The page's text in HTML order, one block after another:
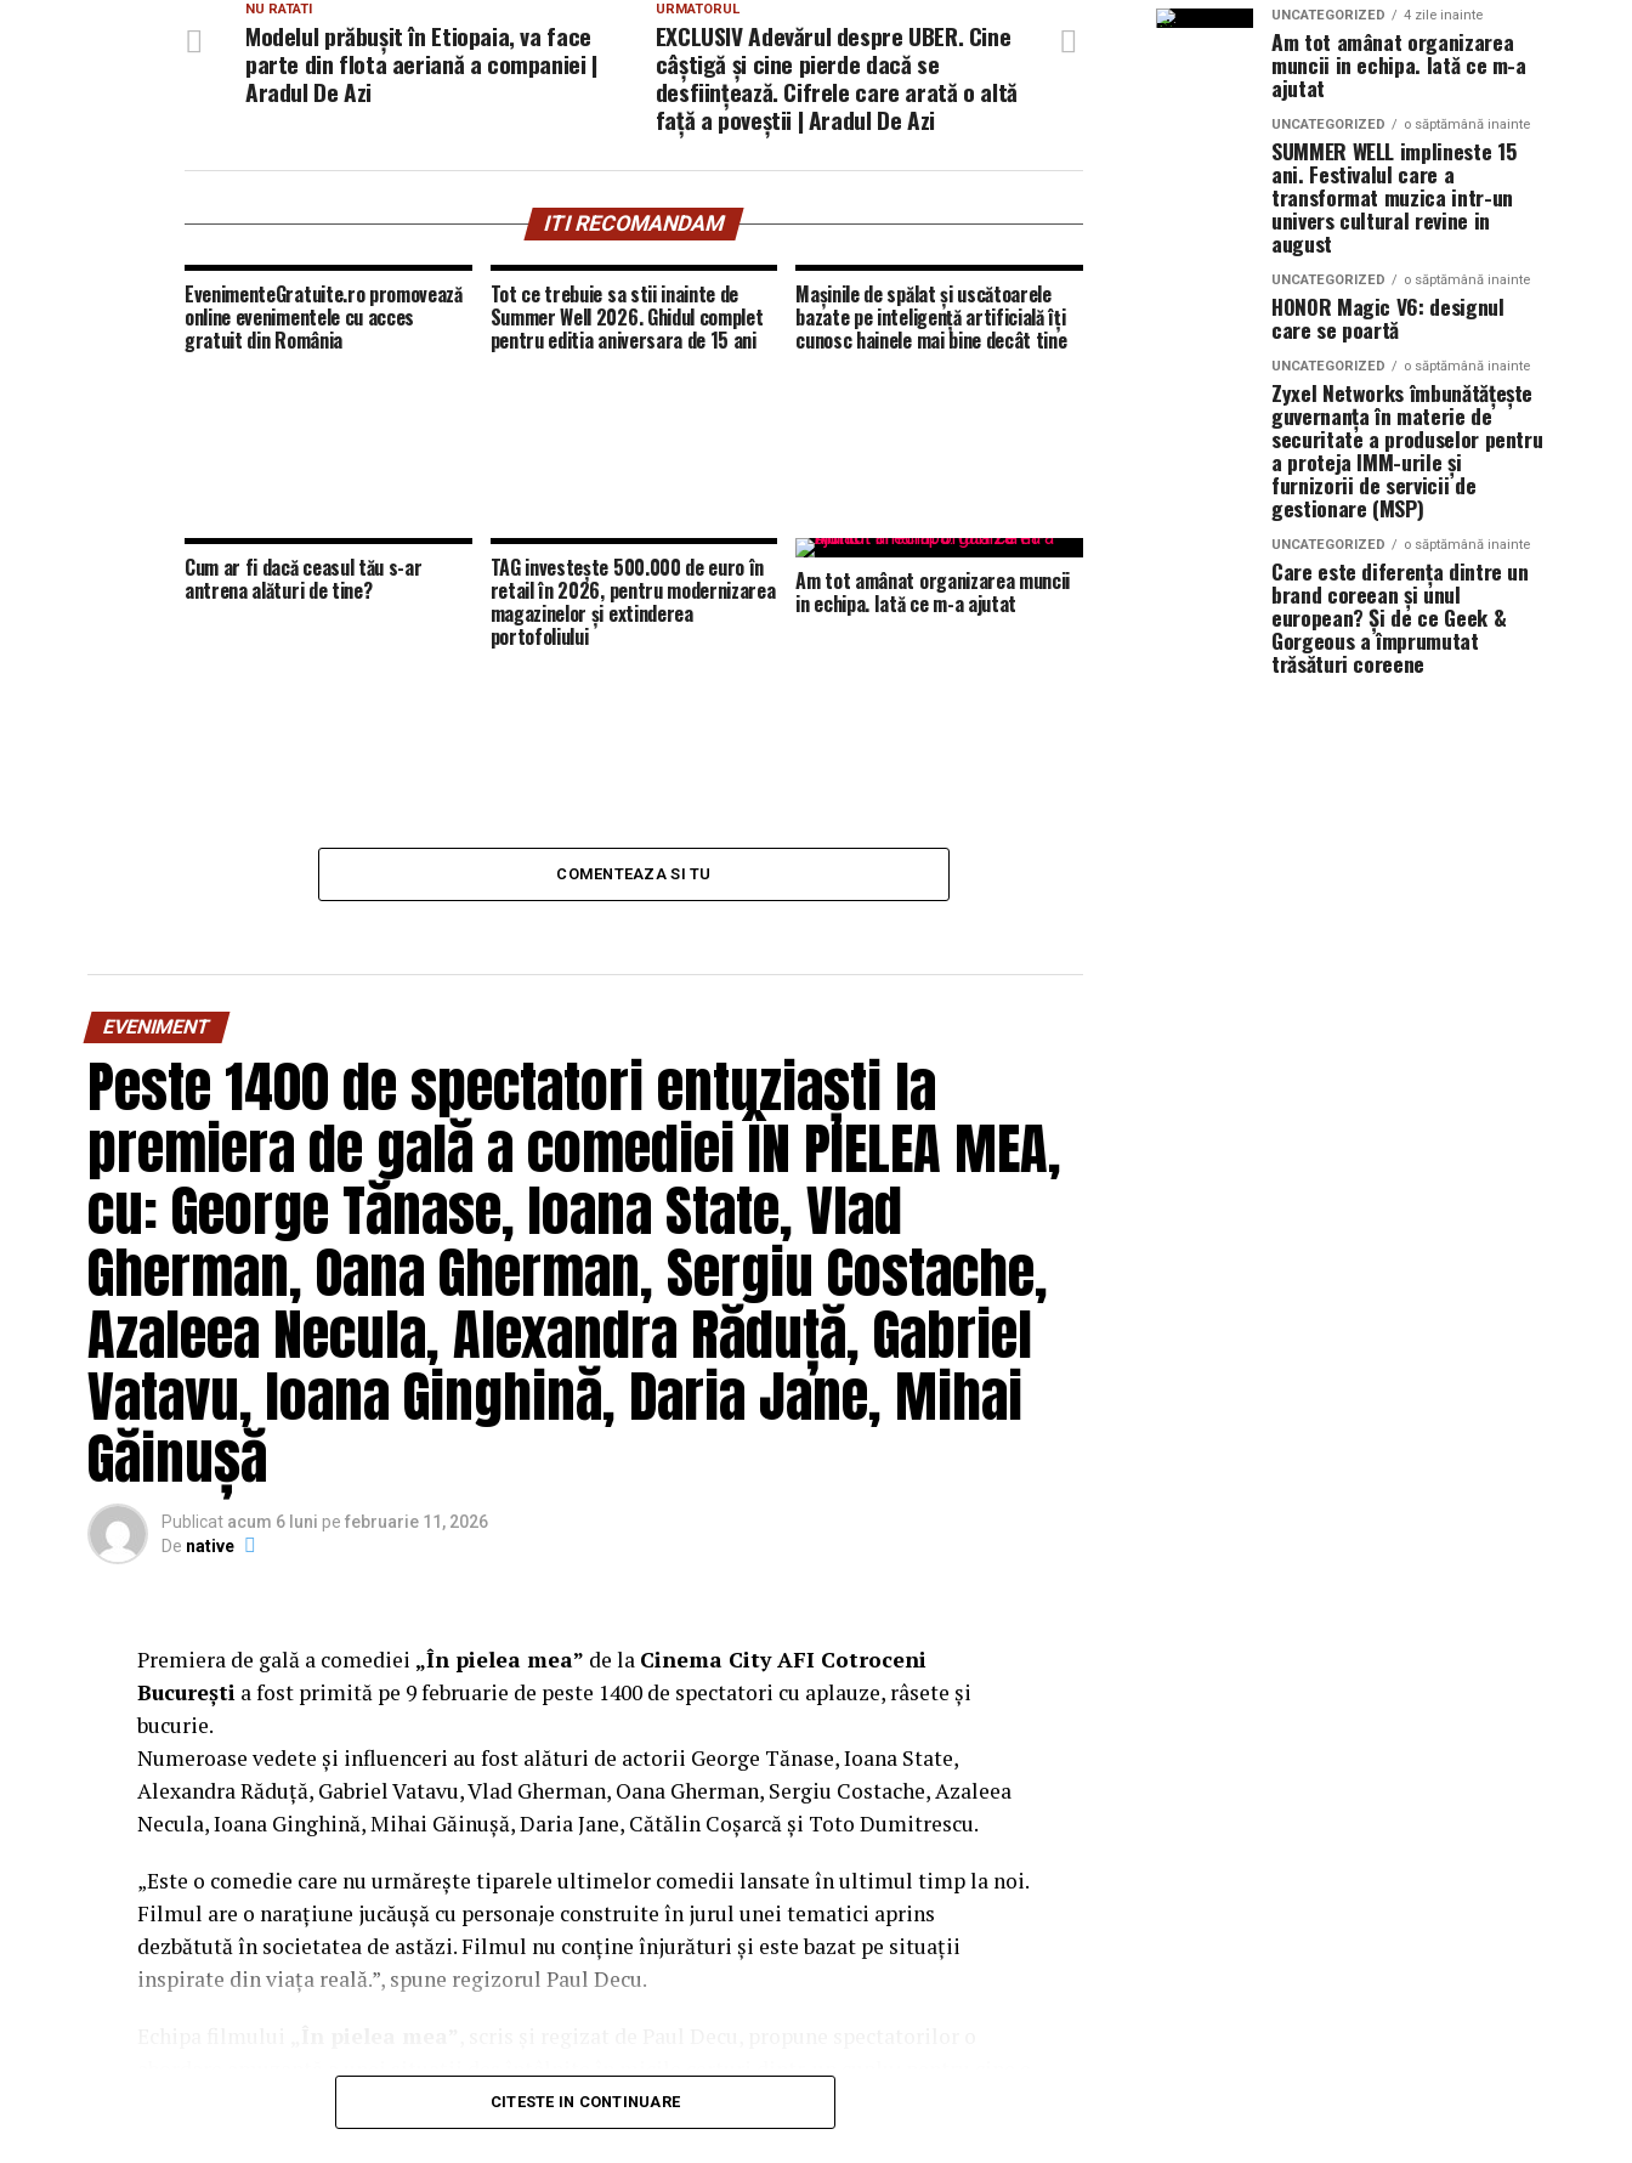
URMATORUL
EXCLUSIV Adevărul despre UBER. Cine
câștigă și cine pierde dacă se
desființează. Cifrele care arată o altă
față a poveștii | Aradul De Azi
NU RATATI
Modelul prăbușit în Etiopaia, va face
parte din flota aeriană a companiei |
Aradul De Azi
ITI RECOMANDAM
EvenimenteGratuite.ro promovează
online evenimentele cu acces
gratuit din România
Tot ce trebuie sa stii inainte de
Summer Well 2026. Ghidul complet
pentru editia aniversara de 15 ani
Mașinile de spălat și uscătoarele
bazate pe inteligență artificială îți
cunosc hainele mai bine decât tine
Cum ar fi dacă ceasul tău s-ar
antrena alături de tine?
TAG investește 500.000 de euro în
retail în 2026, pentru modernizarea
magazinelor și extinderea
portofoliului
Am tot amânat organizarea muncii
in echipa. Iată ce m-a ajutat
COMENTEAZA SI TU
EVENIMENT
Peste 1400 de spectatori entuziaști la
premiera de gală a comediei ÎN PIELEA MEA,
cu: George Tănase, Ioana State, Vlad
Gherman, Oana Gherman, Sergiu Costache,
Azaleea Necula, Alexandra Răduță, Gabriel
Vatavu, Ioana Ginghină, Daria Jane, Mihai
Găinușă
Publicat acum 6 luni pe februarie 11, 2026
De native
Premiera de gală a comediei „În pielea mea” de la Cinema City AFI Cotroceni
București a fost primită pe 9 februarie de peste 1400 de spectatori cu aplauze, râsete și
bucurie.
Numeroase vedete și influenceri au fost alături de actorii George Tănase, Ioana State,
Alexandra Răduță, Gabriel Vatavu, Vlad Gherman, Oana Gherman, Sergiu Costache, Azaleea
Necula, Ioana Ginghină, Mihai Găinușă, Daria Jane, Cătălin Coșarcă și Toto Dumitrescu.
„Este o comedie care nu urmărește tiparele ultimelor comedii lansate în ultimul timp la noi.
Filmul are o narațiune jucăușă cu personaje construite în jurul unei tematici aprins
dezbătută în societatea de astăzi. Filmul nu conține înjurături și este bazat pe situații
inspirate din viața reală.”, spune regizorul Paul Decu.
abordare amuzantă a unei situații des întâlnite în micile certuri dintr-un cuplu: pentru cine e
mai greu/ mai ușor. În urma unei provocări pe care patru cupluri de prieteni o duc la bun
sfârșit, după multe peripeții, într-un weekend, personajele ajung să câștige o altă viziune
CITESTE IN CONTINUARE
UNCATEGORIZED 4 zile inainte
Am tot amânat organizarea
muncii in echipa. Iată ce m-a
ajutat
UNCATEGORIZED o săptămână inainte
SUMMER WELL implineste 15
ani. Festivalul care a
transformat muzica intr-un
univers cultural revine in
august
UNCATEGORIZED o săptămână inainte
HONOR Magic V6: designul
care se poartă
UNCATEGORIZED o săptămână inainte
Zyxel Networks îmbunătățește
guvernanța în materie de
securitate a produselor pentru
a proteja IMM-urile și
furnizorii de servicii de
gestionare (MSP)
UNCATEGORIZED o săptămână inainte
Care este diferența dintre un
brand coreean și unul
european? Și de ce Geek &
Gorgeous a împrumutat
trăsături coreene